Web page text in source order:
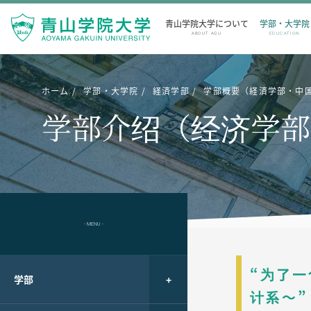
青山学院大学について
ABOUT AGU
学部・大学院
EDUCATION
ホーム 学部・大学院 経済学部 学部概要（経済学部・中
学部介绍（经济学
- MENU -
学部
“为了
计系～”